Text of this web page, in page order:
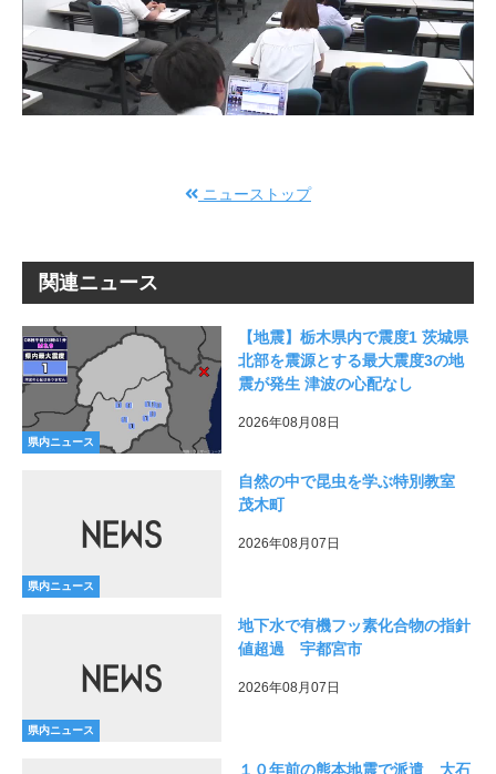
ニューストップ
関連ニュース
県内ニュース
【地震】栃木県内で震度1 茨城県
北部を震源とする最大震度3の地
震が発生 津波の心配なし
2026年08月08日
県内ニュース
自然の中で昆虫を学ぶ特別教室
茂木町
2026年08月07日
県内ニュース
地下水で有機フッ素化合物の指針
値超過 宇都宮市
2026年08月07日
１０年前の熊本地震で派遣 大石